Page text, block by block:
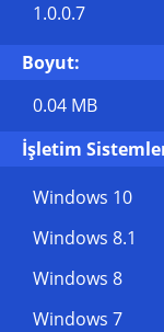
1.0.0.7
Boyut:
0.04 MB
İşletim
Windows 10
Windows 8.1
Windows 8
Windows 7